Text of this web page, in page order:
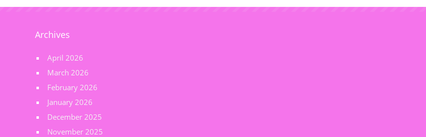
Archives
April 2026
March 2026
February 2026
January 2026
December 2025
November 2025